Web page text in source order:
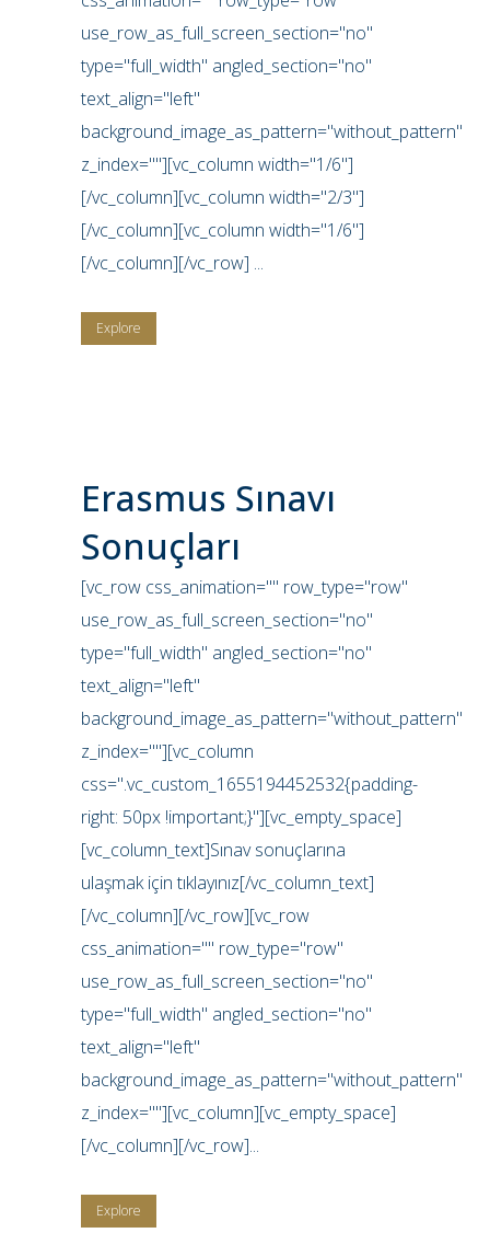
use_row_as_full_screen_section="no"
type="full_width" angled_section="no"
text_align="left"
background_image_as_pattern="without_pattern"
z_index=""][vc_column width="1/6"]
[/vc_column][vc_column width="2/3"]
[/vc_column][vc_column width="1/6"]
[/vc_column][/vc_row] ...
Explore
Erasmus Sınavı
Sonuçları
[vc_row css_animation="" row_type="row"
use_row_as_full_screen_section="no"
type="full_width" angled_section="no"
text_align="left"
background_image_as_pattern="without_pattern"
z_index=""][vc_column
css=".vc_custom_1655194452532{padding-
right: 50px !important;}"][vc_empty_space]
[vc_column_text]Sınav sonuçlarına
ulaşmak için tıklayınız[/vc_column_text]
[/vc_column][/vc_row][vc_row
css_animation="" row_type="row"
use_row_as_full_screen_section="no"
type="full_width" angled_section="no"
text_align="left"
background_image_as_pattern="without_pattern"
z_index=""][vc_column][vc_empty_space]
[/vc_column][/vc_row]...
Explore